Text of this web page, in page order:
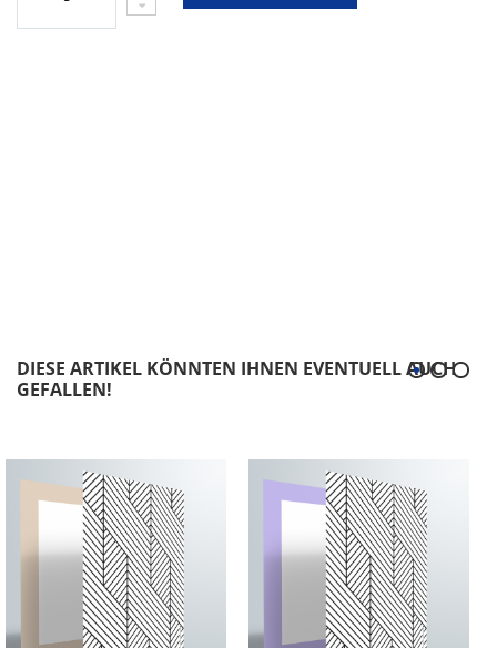
DIESE ARTIKEL KÖNNTEN IHNEN EVENTUELL AUCH
GEFALLEN!